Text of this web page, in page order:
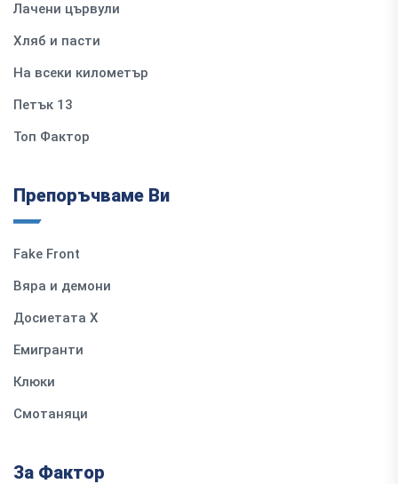
Лачени цървули
Хляб и пасти
На всеки километър
Петък 13
Топ Фактор
Препоръчваме Ви
Fake Front
Вяра и демони
Досиетата Х
Емигранти
Клюки
Смотаняци
За Фактор